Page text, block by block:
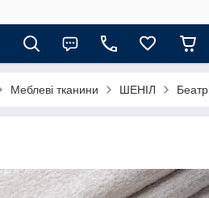
Меблеві тканини ШЕНІЛ